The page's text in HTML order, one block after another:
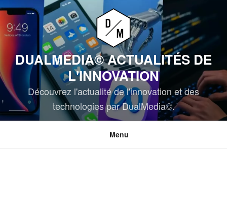
Aller
au
contenu
DUALMEDIA© ACTUALITÉS DE
L'INNOVATION
Découvrez l'actualité de l'innovation et des
technologies par DualMedia©.
Menu